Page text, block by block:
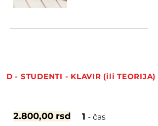
D - STUDENTI - KLAVIR (ili TEORIJA)
2.800,00 rsd 1 - čas